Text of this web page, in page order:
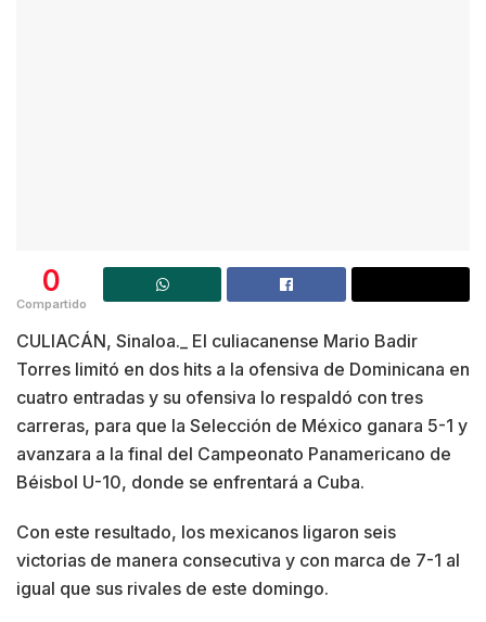
0
Compartido
CULIACÁN, Sinaloa._ El culiacanense Mario Badir
Torres limitó en dos hits a la ofensiva de Dominicana en
cuatro entradas y su ofensiva lo respaldó con tres
carreras, para que la Selección de México ganara 5-1 y
avanzara a la final del Campeonato Panamericano de
Béisbol U-10, donde se enfrentará a Cuba.
Con este resultado, los mexicanos ligaron seis
victorias de manera consecutiva y con marca de 7-1 al
igual que sus rivales de este domingo.